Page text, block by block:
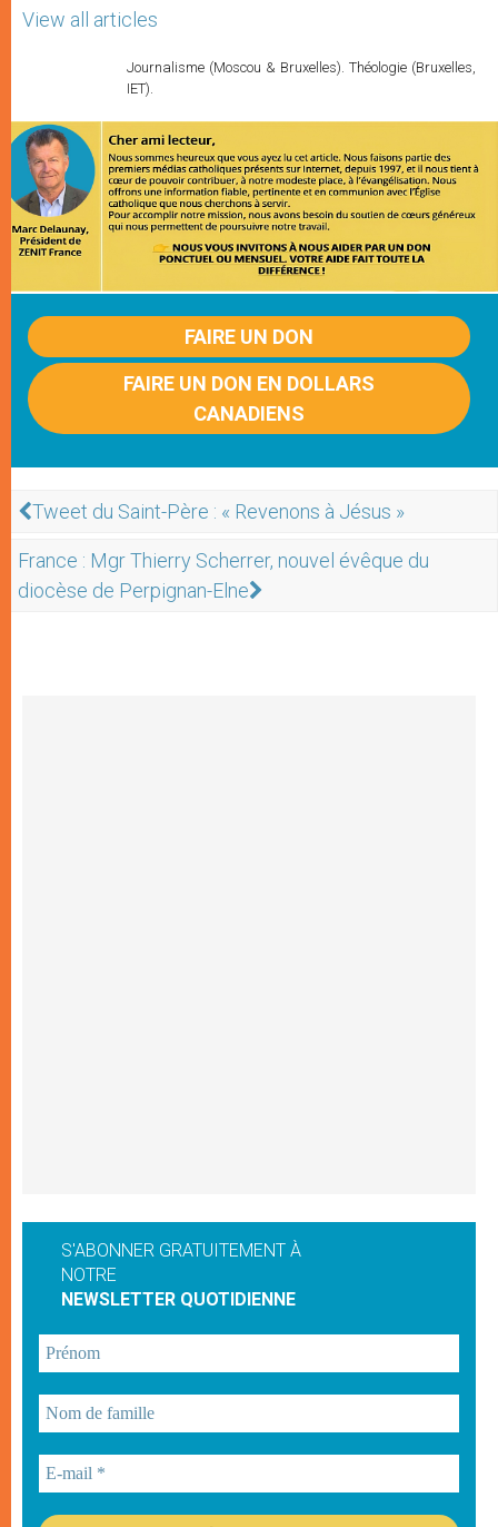
View all articles
Journalisme (Moscou & Bruxelles). Théologie (Bruxelles,
IET).
FAIRE UN DON
FAIRE UN DON EN DOLLARS
CANADIENS
Tweet du Saint-Père : « Revenons à Jésus »
France : Mgr Thierry Scherrer, nouvel évêque du
diocèse de Perpignan-Elne
S'ABONNER GRATUITEMENT À
NOTRE
NEWSLETTER QUOTIDIENNE